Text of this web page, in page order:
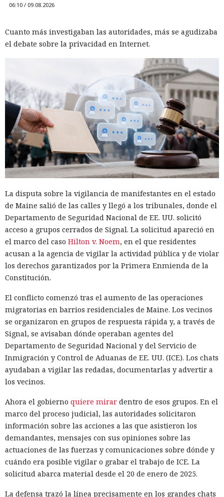
06:10 / 09.08.2026
Cuanto más investigaban las autoridades, más se agudizaba
el debate sobre la privacidad en Internet.
La disputa sobre la vigilancia de manifestantes en el estado
de Maine salió de las calles y llegó a los tribunales, donde el
Departamento de Seguridad Nacional de EE. UU. solicitó
acceso a grupos cerrados de Signal. La solicitud apareció en
el marco del caso Hilton v. Noem, en el que residentes
acusan a la agencia de vigilar la actividad pública y de violar
los derechos garantizados por la Primera Enmienda de la
Constitución.
El conflicto comenzó tras el aumento de las operaciones
migratorias en barrios residenciales de Maine. Los vecinos
se organizaron en grupos de respuesta rápida y, a través de
Signal, se avisaban dónde operaban agentes del
Departamento de Seguridad Nacional y del Servicio de
Inmigración y Control de Aduanas de EE. UU. (ICE). Los chats
ayudaban a vigilar las redadas, documentarlas y advertir a
los vecinos.
Ahora el gobierno quiere mirar dentro de esos grupos. En el
marco del proceso judicial, las autoridades solicitaron
información sobre las acciones a las que asistieron los
demandantes, mensajes con sus opiniones sobre las
actuaciones de las fuerzas y comunicaciones sobre dónde y
cuándo era posible vigilar o grabar el trabajo de ICE. La
solicitud abarca material desde el 20 de enero de 2025.
La defensa trazó la línea precisamente en los grandes chats